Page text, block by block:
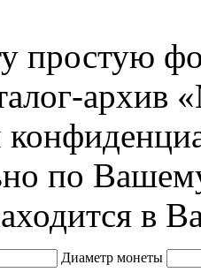
простую
архив
по
в
Диаметр монеты